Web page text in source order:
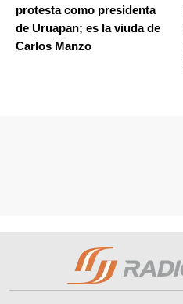
protesta como presidenta
de Uruapan; es la viuda de
Carlos Manzo